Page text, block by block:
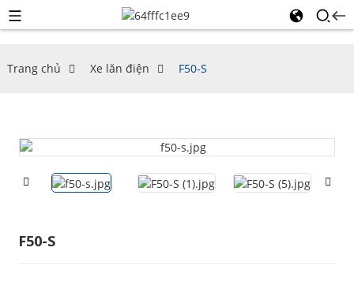
Trang chủ Xe lăn điện F50-S
F50-S